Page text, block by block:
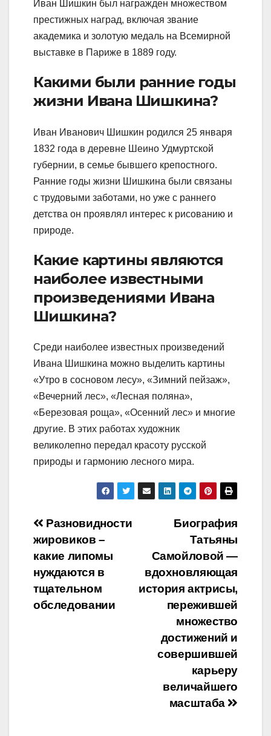
Иван Шишкин был награжден множеством
престижных наград, включая звание
академика и золотую медаль на Всемирной
выставке в Париже в 1889 году.
Какими были ранние годы
жизни Ивана Шишкина?
Иван Иванович Шишкин родился 25 января
1832 года в деревне Шеино Удмуртской
губернии, в семье бывшего крепостного.
Ранние годы жизни Шишкина были связаны
с трудовыми заботами, но уже с раннего
детства он проявлял интерес к рисованию и
природе.
Какие картины являются
наиболее известными
произведениями Ивана
Шишкина?
Среди наиболее известных произведений
Ивана Шишкина можно выделить картины
«Утро в сосновом лесу», «Зимний пейзаж»,
«Вечерний лес», «Лесная поляна»,
«Березовая роща», «Осенний лес» и многие
другие. В этих работах художник
великолепно передал красоту русской
природы и гармонию лесного мира.
Навигация
по
записям
Биография
Татьяны
Самойловой —
вдохновляющая
история актрисы,
пережившей
множество
достижений и
совершившей
карьеру
величайшего
масштаба
Разновидности
жировиков –
какие липомы
нуждаются в
тщательном
обследовании